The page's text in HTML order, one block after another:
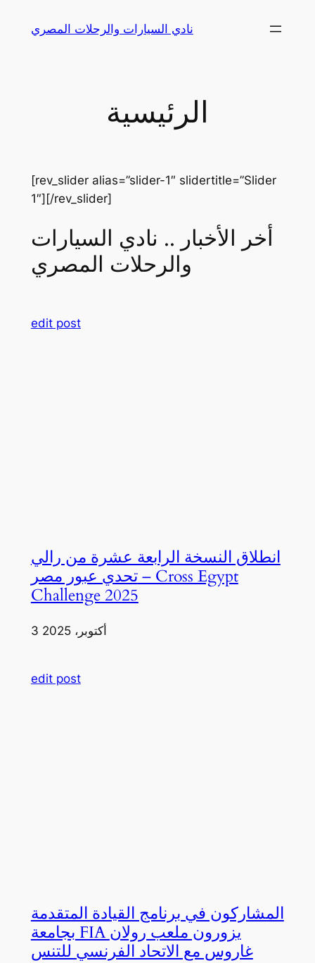
نادي السيارات والرحلات المصري
الرئيسية
[rev_slider alias=”slider-1″ slidertitle=”Slider
1″][/rev_slider]
أخر الأخبار .. نادي السيارات
والرحلات المصري
edit post
انطلاق النسخة الرابعة عشرة من رالي
تحدي عبور مصر – Cross Egypt
Challenge 2025
3 أكتوبر، 2025
edit post
المشاركون في برنامج القيادة المتقدمة
بجامعة FIA يزورون ملعب رولان
غاروس مع الاتحاد الفرنسي للتنس